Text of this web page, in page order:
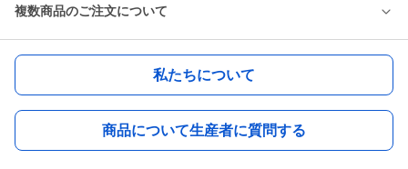
複数商品のご注文について
私たちについて
商品について生産者に質問する